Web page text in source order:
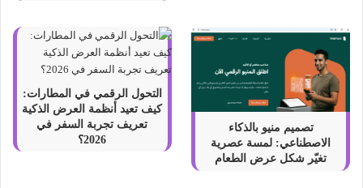
تصميم منيو بالذكاء
الاصطناعي: لمسة عصرية
تغيّر شكل عرض الطعام
التحول الرقمي في المطارات:
كيف تعيد أنظمة العرض الذكية
تعريف تجربة السفر في
2026؟